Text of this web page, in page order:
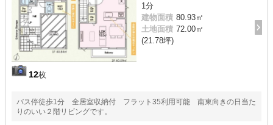
12枚
1分
建物面積 80.93㎡
土地面積 72.00㎡
(21.78坪)
バス停徒歩1分 全居室収納付 フラット35利用可能 南東向きの日当た
りのいい２階リビングです。